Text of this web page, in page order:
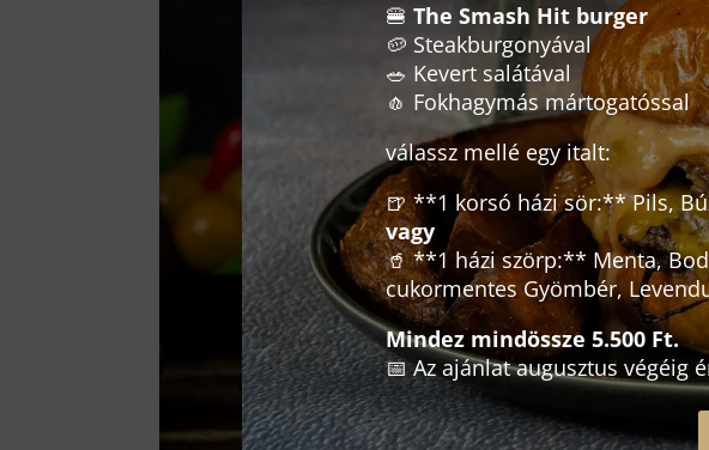
🍔 The Smash Hit burger
🥔 Steakburgonyával
🥗 Kevert salátával
🧄 Fokhagymás mártogatóssal
válassz mellé egy italt:
🍺 **1 korsó házi sör:** Pils,
vagy
🥤 **1 házi szörp:** Menta,
cukormentes Gyömbér,
Mindez mindössze 5.500 Ft.
📅 Az ajánlat augusztus végéig